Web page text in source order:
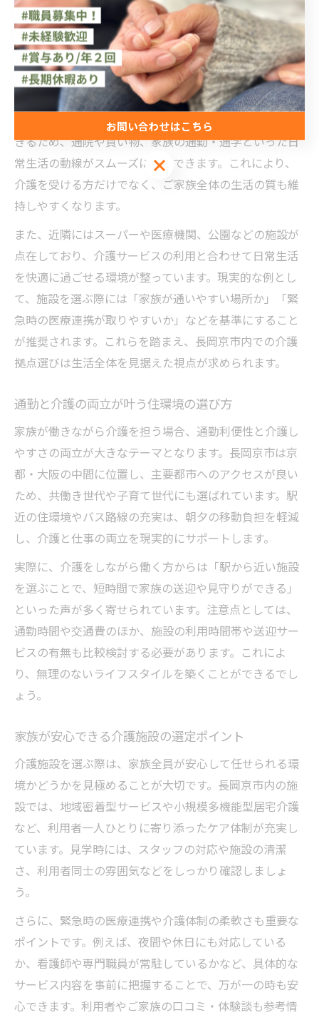
く、実際に地域の声を反映した支援体制が整備されてい
ます。
介護拠点選びと生活利便性のバランスを解説
介護施設やサービス拠点の選定では、生活利便性とのバ
ランスが重要です。長岡京市は阪急・JRの両駅が利用で
きるため、通院や買い物、家族の通勤・通学といった日
常生活の動線がスムーズに確保できます。これにより、
介護を受ける方だけでなく、ご家族全体の生活の質も維
持しやすくなります。
また、近隣にはスーパーや医療機関、公園などの施設が
点在しており、介護サービスの利用と合わせて日常生活
を快適に過ごせる環境が整っています。現実的な例とし
て、施設を選ぶ際には「家族が通いやすい場所か」「緊
急時の医療連携が取りやすいか」などを基準にすること
が推奨されます。これらを踏まえ、長岡京市内での介護
拠点選びは生活全体を見据えた視点が求められます。
通勤と介護の両立が叶う住環境の選び方
家族が働きながら介護を担う場合、通勤利便性と介護し
やすさの両立が大きなテーマとなります。長岡京市は京
都・大阪の中間に位置し、主要都市へのアクセスが良い
ため、共働き世代や子育て世代にも選ばれています。駅
近の住環境やバス路線の充実は、朝夕の移動負担を軽減
し、介護と仕事の両立を現実的にサポートします。
実際に、介護をしながら働く方からは「駅から近い施設
を選ぶことで、短時間で家族の送迎や見守りができる」
といった声が多く寄せられています。注意点としては、
通勤時間や交通費のほか、施設の利用時間帯や送迎サー
ビスの有無も比較検討する必要があります。これによ
り、無理のないライフスタイルを築くことができるでし
ょう。
家族が安心できる介護施設の選定ポイント
介護施設を選ぶ際は、家族全員が安心して任せられる環
境かどうかを見極めることが大切です。長岡京市内の施
設では、地域密着型サービスや小規模多機能型居宅介護
など、利用者一人ひとりに寄り添ったケア体制が充実し
ています。見学時には、スタッフの対応や施設の清潔
さ、利用者同士の雰囲気などをしっかり確認しましょ
う。
さらに、緊急時の医療連携や介護体制の柔軟さも重要な
ポイントです。例えば、夜間や休日にも対応している
か、看護師や専門職員が常駐しているかなど、具体的な
サービス内容を事前に把握することで、万が一の時も安
心できます。利用者やご家族の口コミ・体験談も参考情
お問い合わせはこちら
お問い合わせはこちら